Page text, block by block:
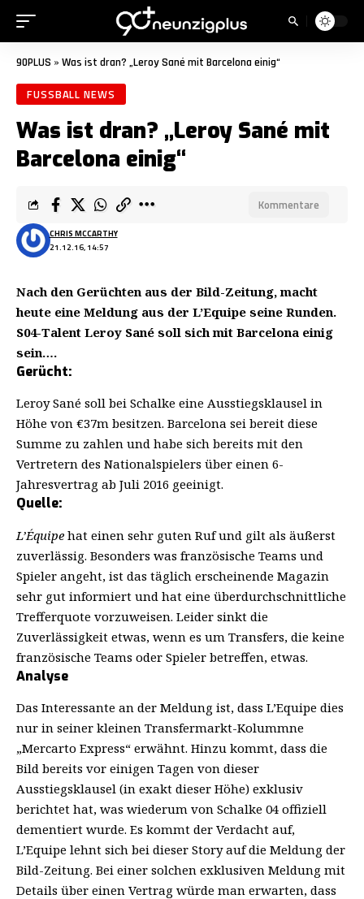
90PLUS » Was ist dran? „Leroy Sané mit Barcelona einig“
FUSSBALL NEWS
Was ist dran? „Leroy Sané mit
Barcelona einig“
21.12.16, 14:57
CHRIS MCCARTHY
Kommentare
Nach den Gerüchten aus der Bild-Zeitung, macht
heute eine Meldung aus der L’Equipe seine Runden.
S04-Talent Leroy Sané soll sich mit Barcelona einig
sein….
Gerücht:
Leroy Sané soll bei Schalke eine Ausstiegsklausel in
Höhe von €37m besitzen. Barcelona sei bereit diese
Summe zu zahlen und habe sich bereits mit den
Vertretern des Nationalspielers über einen 6-
Jahresvertrag ab Juli 2016 geeinigt.
Quelle:
L’Équipe hat einen sehr guten Ruf und gilt als äußerst
zuverlässig. Besonders was französische Teams und
Spieler angeht, ist das täglich erscheinende Magazin
sehr gut informiert und hat eine überdurchschnittliche
Trefferquote vorzuweisen. Leider sinkt die
Zuverlässigkeit etwas, wenn es um Transfers, die keine
französische Teams oder Spieler betreffen, etwas.
Analyse
Das Interessante an der Meldung ist, dass L’Equipe dies
nur in seiner kleinen Transfermarkt-Kolummne
„Mercarto Express“ erwähnt. Hinzu kommt, dass die
Bild bereits vor einigen Tagen von dieser
Ausstiegsklausel (in exakt dieser Höhe) exklusiv
berichtet hat, was wiederum von Schalke 04 offiziell
dementiert wurde. Es kommt der Verdacht auf,
L’Equipe lehnt sich bei dieser Story auf die Meldung der
Bild-Zeitung. Bei einer solchen exklusiven Meldung mit
Details über einen Vertrag würde man erwarten, dass